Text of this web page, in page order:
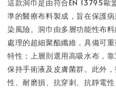
這款洞巾是由符合EN 13795歐
準的醫療布料製成，旨在保護
染風險。洞巾由多層功能性布
處理的超細聚酯纖維，具備可
特性；上層則選用高吸水布，
保持手術液及皮膚菌群。此外
性、耐磨損、抗穿刺、抗靜電